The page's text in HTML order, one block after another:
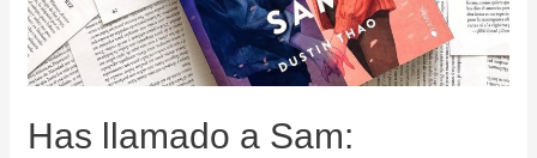
Has llamado a Sam: